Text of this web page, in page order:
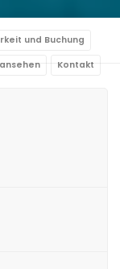
und Buchung
Kontakt